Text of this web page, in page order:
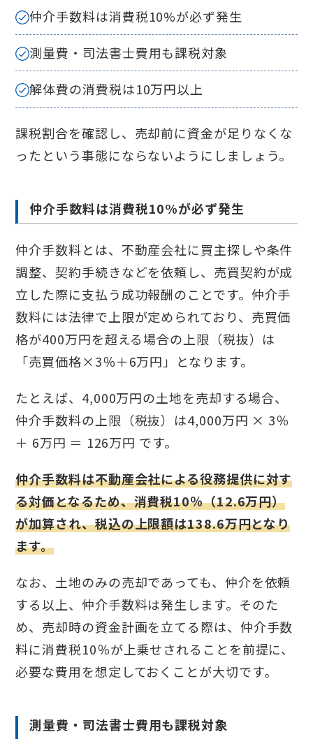
仲介手数料は消費税10%が必ず発生
測量費・司法書士費用も課税対象
解体費の消費税は10万円以上
課税割合を確認し、売却前に資金が足りなくな
ったという事態にならないようにしましょう。
仲介手数料は消費税10%が必ず発生
仲介手数料とは、不動産会社に買主探しや条件
調整、契約手続きなどを依頼し、売買契約が成
立した際に支払う成功報酬のことです。仲介手
数料には法律で上限が定められており、売買価
格が400万円を超える場合の上限（税抜）は
「売買価格×3％＋6万円」となります。
たとえば、4,000万円の土地を売却する場合、
仲介手数料の上限（税抜）は4,000万円 × 3％
＋ 6万円 ＝ 126万円 です。
仲介手数料は不動産会社による役務提供に対す
る対価となるため、消費税10％（12.6万円）
が加算され、税込の上限額は138.6万円となり
ます。
なお、土地のみの売却であっても、仲介を依頼
する以上、仲介手数料は発生します。そのた
め、売却時の資金計画を立てる際は、仲介手数
料に消費税10％が上乗せされることを前提に、
必要な費用を想定しておくことが大切です。
測量費・司法書士費用も課税対象